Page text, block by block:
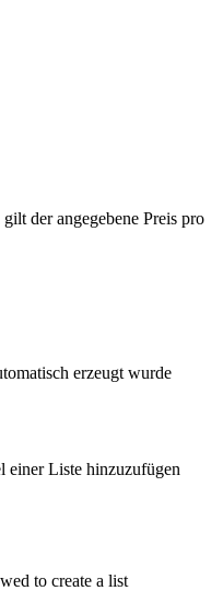
der angegebene Preis pro
erzeugt wurde
einer Liste hinzuzufügen
to create a list